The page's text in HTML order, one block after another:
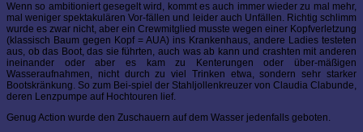
Wenn so ambitioniert gesegelt wird, kommt es auch immer wieder zu mal mehr,
mal weniger spektakulären Vor-fällen und leider auch Unfällen. Richtig schlimm
wurde es zwar nicht, aber ein Crewmitglied musste wegen einer Kopfverletzung
(klassisch Baum gegen Kopf = AUA) ins Krankenhaus, andere Ladies testeten
aus, ob das Boot, das sie führten, auch was ab kann und crashten mit anderen
ineinander oder aber es kam zu Kenterungen oder über-mäßigen
Wasseraufnahmen, nicht durch zu viel Trinken etwa, sondern sehr starker
Bootskränkung. So zum Bei-spiel der Stahljollenkreuzer von Claudia Clabunde,
deren Lenzpumpe auf Hochtouren lief.
Genug Action wurde den Zuschauern auf dem Wasser jedenfalls geboten.